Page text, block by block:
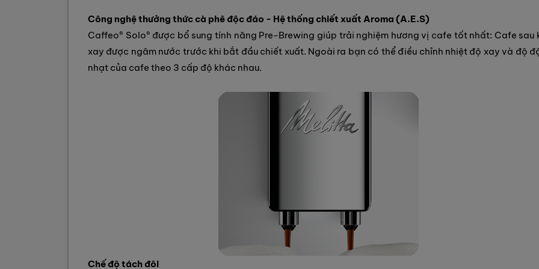
Công nghệ thưởng thức cà phê độc đáo - Hệ thống chiết xuất Aroma (A.E.S)
Caffeo® Solo® được bổ sung tính năng Pre-Brewing giúp trải nghiệm hương vị cafe tốt nhất: Cafe sau
xay được ngâm nước trước khi bắt đầu chiết xuất. Ngoài ra bạn có thể điều chỉnh nhiệt độ xay và độ
nhạt của cafe theo 3 cấp độ khác nhau.
Chế độ tách đôi